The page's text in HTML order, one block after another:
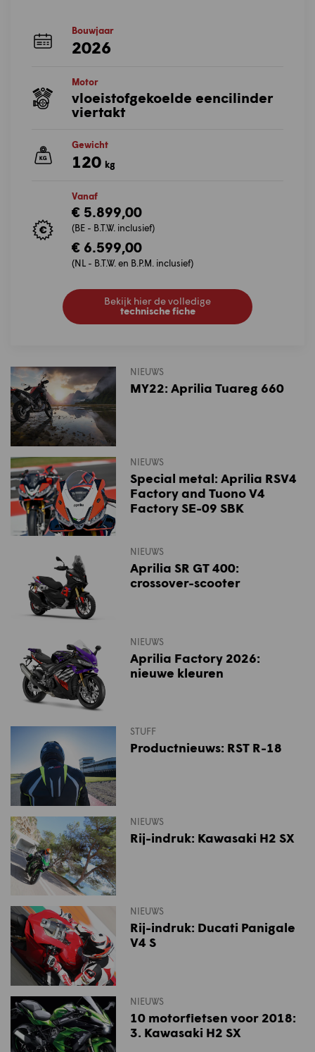
Bouwjaar
2026
Motor
vloeistofgekoelde eencilinder
viertakt
Gewicht
120 kg
Vanaf
€ 5.899,00
(BE - B.T.W. inclusief)
€ 6.599,00
(NL - B.T.W. en B.P.M. inclusief)
Bekijk hier de volledige
technische fiche
NIEUWS
MY22: Aprilia Tuareg 660
NIEUWS
Special metal: Aprilia RSV4
Factory and Tuono V4
Factory SE-09 SBK
NIEUWS
Aprilia SR GT 400:
crossover-scooter
NIEUWS
Aprilia Factory 2026:
nieuwe kleuren
STUFF
Productnieuws: RST R-18
NIEUWS
Rij-indruk: Kawasaki H2 SX
NIEUWS
Rij-indruk: Ducati Panigale
V4 S
NIEUWS
10 motorfietsen voor 2018:
3. Kawasaki H2 SX